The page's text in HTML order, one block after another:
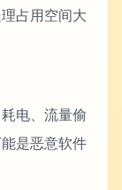
占用空间大
电、流量偷
是恶意软件